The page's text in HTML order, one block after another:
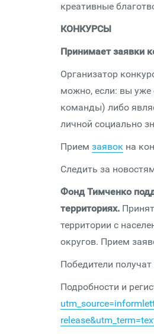
креативные
КОНКУРСЫ
Принимает заявки
Организатор
можно, если: вы
команды) либо
личной социально
Прием заявок на
Следить за
Фонд Тимченко
территориях.
территории с
округов. Прием
Победители
Подробности и